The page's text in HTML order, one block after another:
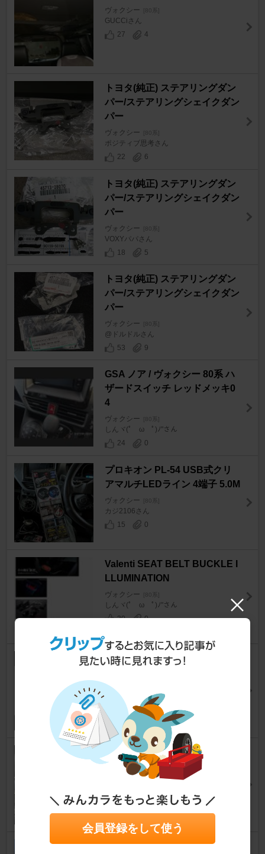
ヴォクシー
GUCCiさん
27
4
トヨタ(純正) ステアリングダン
パー/ステアリングシェイクダン
パー
ヴォクシー
ポジティブ思考さん
22
6
トヨタ(純正) ステアリングダン
パー/ステアリングシェイクダン
パー
ヴォクシー [80系]
VOXYパパさん
18
5
トヨタ(純正) ステアリングダン
パー/ステアリングシェイクダン
パー
ヴォクシー [80系]
@ドルドルさん
53
9
GSA ノア / ヴォクシー 80系 ハ
ザードスイッチ レッドメッキ0
4
ヴォクシー [80系]
しんヾ(ﾟ ω ﾟ)ﾉ"さん
24
0
プロキオン PL-54 USB式クリ
アマルチLEDライン 4端子 5.0M
ヴォクシー [80系]
カジ2106さん
15
0
Valenti SEAT BELT BUCKLE I
LLUMINATION
ヴォクシー [80系]
しんヾ(ﾟ ω ﾟ)ﾉ"さん
30
0
FLEDERMAUS Anjuny ゴーデ
ヴォクシー
しんヾ(ﾟ ω ﾟ)ﾉ"さん
0
WAKO'S S-FV・S / スーパーフ
ォアビークル・シナジー
カジ2106さん
12
NEW RAYTON BLEST EURO
会員登録をして使う